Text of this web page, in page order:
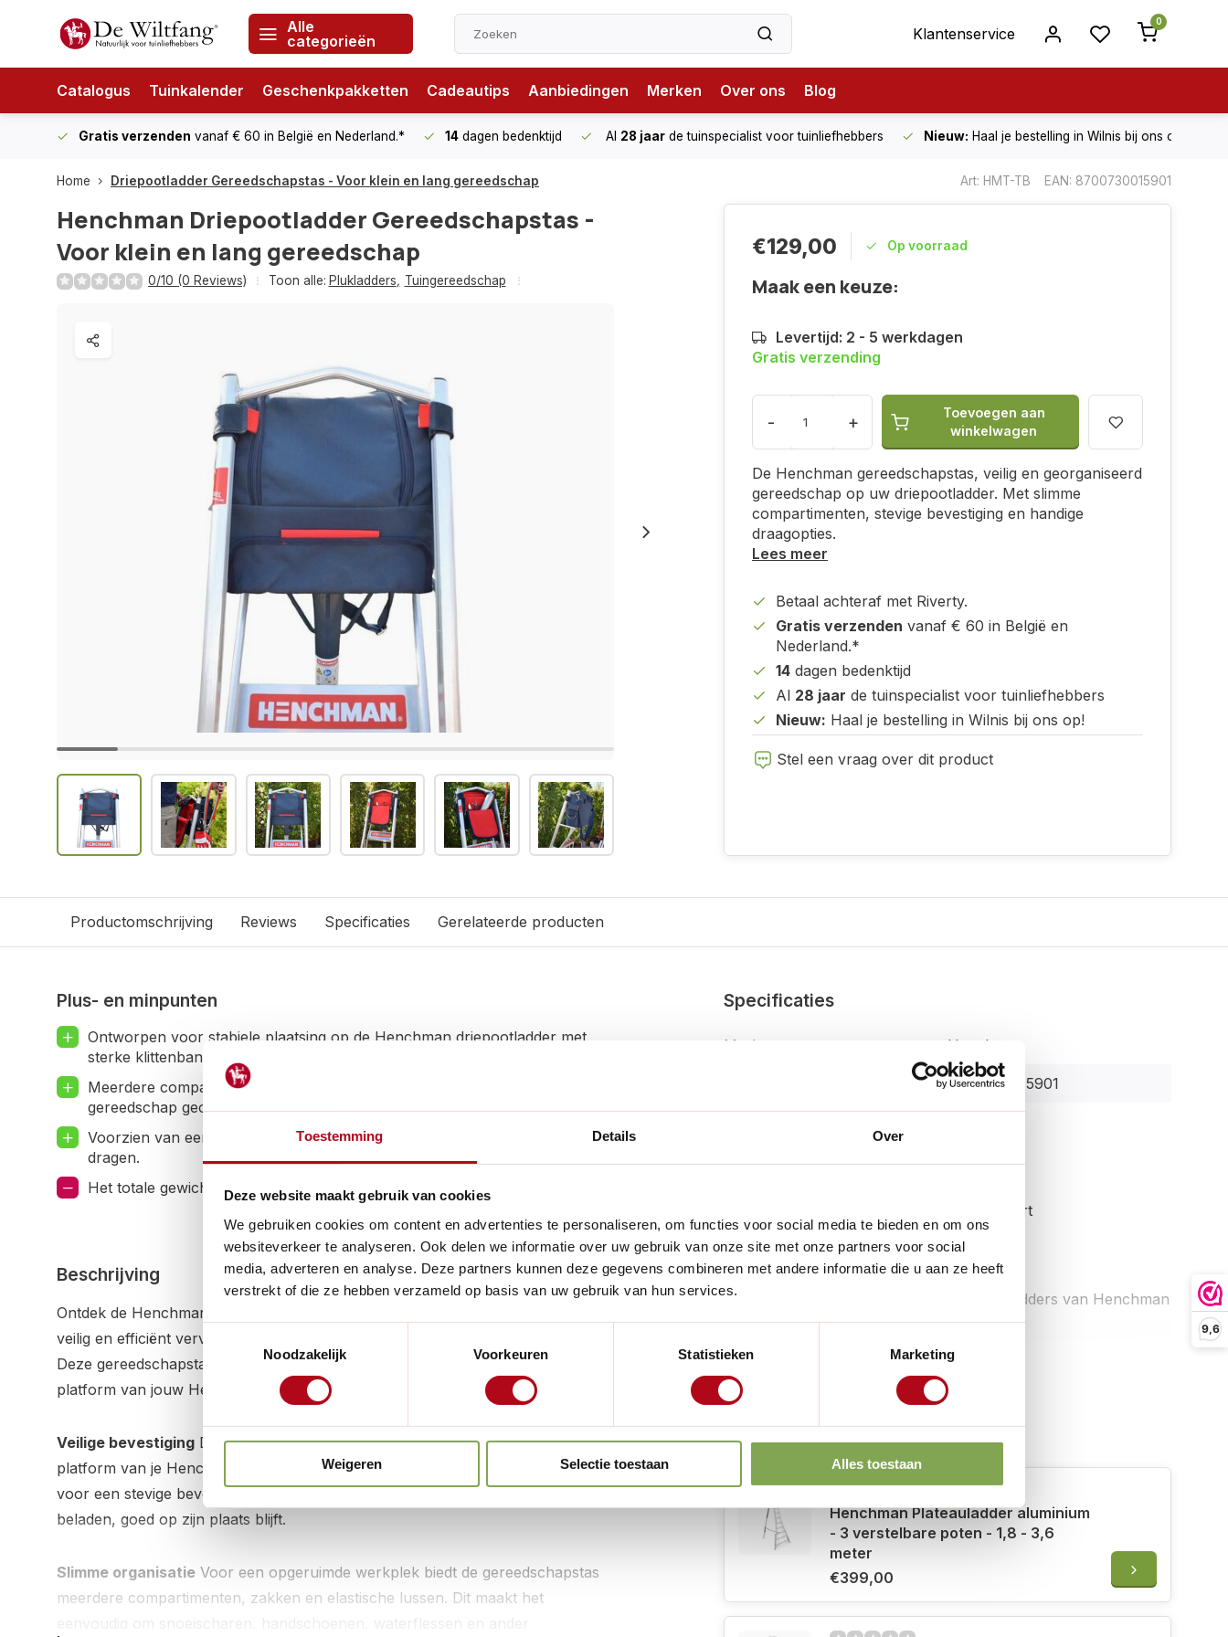
Toestemming Details Over
Deze website maakt gebruik van cookies
We gebruiken cookies om content en advertenties te personaliseren, om functies voor social media te bieden en om ons
websiteverkeer te analyseren. Ook delen we informatie over uw gebruik van onze site met onze partners voor social
media, adverteren en analyse. Deze partners kunnen deze gegevens combineren met andere informatie die u aan ze heeft
verstrekt of die ze hebben verzameld op basis van uw gebruik van hun services.
Noodzakelijk
Voorkeuren Statistieken Marketing
Weigeren Selectie toestaan Alles toestaan
9,6
Alle
categorieën
Klantenservice
0
Catalogus Tuinkalender Geschenkpakketten Cadeautips Aanbiedingen Merken Over ons Blog
Gratis verzenden vanaf € 60 in België en Nederland.* 14 dagen bedenktijd Al 28 jaar de tuinspecialist voor tuinliefhebbers Nieuw: Haal je bestelling in Wilnis bij ons op!
Home Driepootladder Gereedschapstas - Voor klein en lang gereedschap Art: HMT-TB EAN: 8700730015901
Henchman Driepootladder Gereedschapstas -
Voor klein en lang gereedschap
0/10 (0 Reviews) Toon alle: Plukladders, Tuingereedschap
€129,00 Op voorraad
Maak een keuze:
Levertijd: 2 - 5 werkdagen
Gratis verzending
- +
Toevoegen aan
winkelwagen
De Henchman gereedschapstas, veilig en georganiseerd
gereedschap op uw driepootladder. Met slimme
compartimenten, stevige bevestiging en handige
draagopties.
Lees meer
Betaal achteraf met Riverty.
Gratis verzenden vanaf € 60 in België en
Nederland.*
14 dagen bedenktijd
Al 28 jaar de tuinspecialist voor tuinliefhebbers
Nieuw: Haal je bestelling in Wilnis bij ons op!
Stel een vraag over dit product
Productomschrijving Reviews Specificaties Gerelateerde producten
Plus- en minpunten
Ontworpen voor stabiele plaatsing op de Henchman driepootladder met
sterke klittenbandriemen.
Meerdere compartimenten, zakken en elastische lussen houden
gereedschap geordend.
Voorzien van een schouderriem en een robuust handvat voor gemakkelijk
dragen.
Het totale gewicht van de inhoud mag niet meer dan 5 kg bedragen.
Beschrijving
Ontdek de Henchman Gereedschapstas, een praktische oplossing voor het
veilig en efficiënt vervoeren van je gereedschap tijdens het werken op hoogte.
Deze gereedschapstas is specifiek ontworpen om naadloos op het bovenste
platform van jouw Henchman driepootladder te passen.
Veilige bevestiging De tas is ontworpen voor een stabiele plaatsing op het
platform van je Henchman driepootladder. Sterke klittenbandriemen zorgen
voor een stevige bevestiging rond de leuning, waardoor de tas, zelfs vol
beladen, goed op zijn plaats blijft.
Slimme organisatie Voor een opgeruimde werkplek biedt de gereedschapstas
meerdere compartimenten, zakken en elastische lussen. Dit maakt het
Specificaties
Merk: Henchman
8700730015901
Rood, zwart
Overige kenmerken
Geschikt voor: Driepootladders van Henchman
Lees meer
Handig voor erbij
Henchman Plateauladder aluminium
- 3 verstelbare poten - 1,8 - 3,6
meter
€399,00